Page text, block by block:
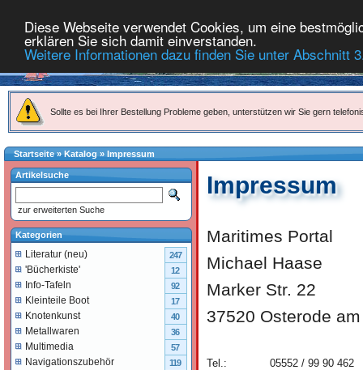
Diese Webseite verwendet Cookies, um eine
erklären Sie sich damit einverstanden.
Weitere Informationen dazu finden Sie unter Abschnitt
Sollte es bei Ihrer Bestellung Probleme geben, unterstützen wir Sie gern
Startseite»Katalog » Impressum
Impressum
Maritimes Portal
Michael Haase
Marker Str. 22
37520 Osterode
Tel.:
05552 / 99 90 462
Artikelsuche
zur erweiterten Suche
Kategorien
Literatur (neu) 247
'Bücherkiste' 12
Info-Tafeln 92
Kleinteile Boot 17
Knotenkunst 40
Metallwaren 36
Multimedia 57
Navigationszubehör 119